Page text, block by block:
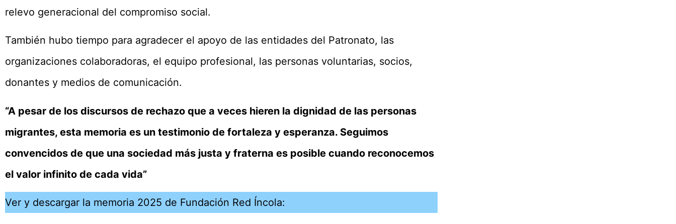
relevo generacional del compromiso social.
También hubo tiempo para agradecer el apoyo de las entidades del Patronato, las
organizaciones colaboradoras, el equipo profesional, las personas voluntarias, socios,
donantes y medios de comunicación.
“A pesar de los discursos de rechazo que a veces hieren la dignidad de las personas
migrantes, esta memoria es un testimonio de fortaleza y esperanza. Seguimos
convencidos de que una sociedad más justa y fraterna es posible cuando reconocemos
el valor infinito de cada vida”
Ver y descargar la memoria 2025 de Fundación Red Íncola: